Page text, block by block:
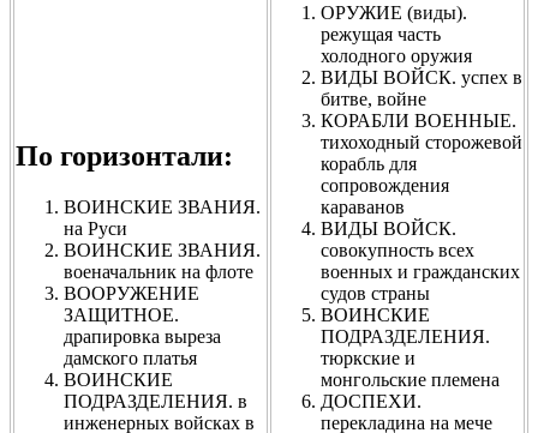
По горизонтали:
ВОИНСКИЕ ЗВАНИЯ.
на Руси
ВОИНСКИЕ ЗВАНИЯ.
военачальник на флоте
ВООРУЖЕНИЕ
ЗАЩИТНОЕ.
драпировка выреза
дамского платья
ВОИНСКИЕ
ПОДРАЗДЕЛЕНИЯ. в
инженерных войсках в
ОРУЖИЕ (виды).
режущая часть
холодного оружия
ВИДЫ ВОЙСК. успех в
битве, войне
КОРАБЛИ ВОЕННЫЕ.
тихоходный сторожевой
корабль для
сопровождения
караванов
ВИДЫ ВОЙСК.
совокупность всех
военных и гражданских
судов страны
ВОИНСКИЕ
ПОДРАЗДЕЛЕНИЯ.
тюркские и
монгольские племена
ДОСПЕХИ.
перекладина на мече